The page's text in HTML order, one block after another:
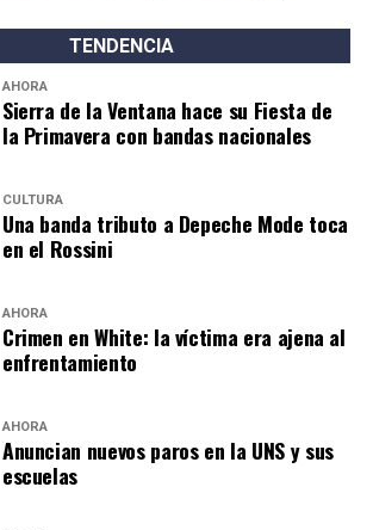
TENDENCIA
AHORA
Sierra de la Ventana hace su Fiesta de
la Primavera con bandas nacionales
CULTURA
Una banda tributo a Depeche Mode toca
en el Rossini
AHORA
Crimen en White: la víctima era ajena al
enfrentamiento
AHORA
Anuncian nuevos paros en la UNS y sus
escuelas